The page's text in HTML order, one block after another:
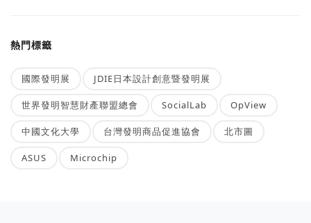
熱門標籤
國際發明展 JDIE日本設計創意暨發明展
世界發明智慧財產聯盟總會 SocialLab OpView
中國文化大學 台灣發明商品促進協會 北市圖
ASUS Microchip